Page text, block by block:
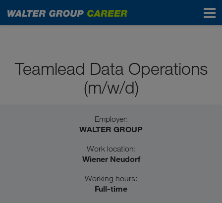
Professionals
Teamlead Data Operations
(m/w/d)
Employer:
WALTER GROUP
Work location:
Wiener Neudorf
Working hours:
Full-time